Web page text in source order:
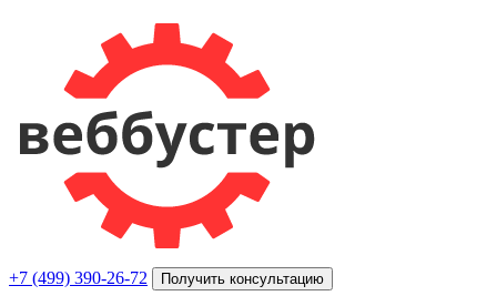
+7 (499) 390-26-72 Получить консультацию